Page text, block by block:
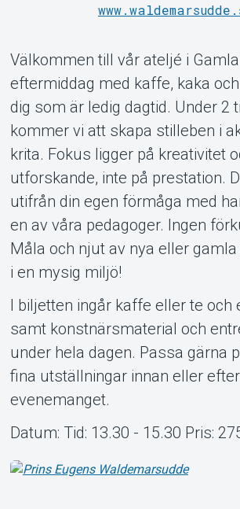
Support
Om
Välkommen till vår ateljé i
eftermiddag med kaffe, kaka
dig som är ledig dagtid. Under 2
kommer vi att skapa stilleben i
krita. Fokus ligger på kreativitet
utforskande, inte på prestation.
utifrån din egen förmåga med
en av våra pedagoger. Ingen
Måla och njut av nya eller
i en mysig miljö!
I biljetten ingår kaffe eller te och
samt konstnärsmaterial och
under hela dagen. Passa gärna
fina utställningar innan eller efter
evenemanget.
Datum: Tid: 13.30 - 15.30 Pris: